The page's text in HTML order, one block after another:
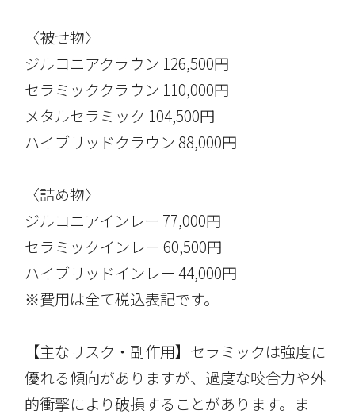
〈被せ物〉
ジルコニアクラウン 126,500円
セラミッククラウン 110,000円
メタルセラミック 104,500円
ハイブリッドクラウン 88,000円
〈詰め物〉
ジルコニアインレー 77,000円
セラミックインレー 60,500円
ハイブリッドインレー 44,000円
※費用は全て税込表記です。
【主なリスク・副作用】セラミックは強度に
優れる傾向がありますが、過度な咬合力や外
的衝撃により破損することがあります。ま